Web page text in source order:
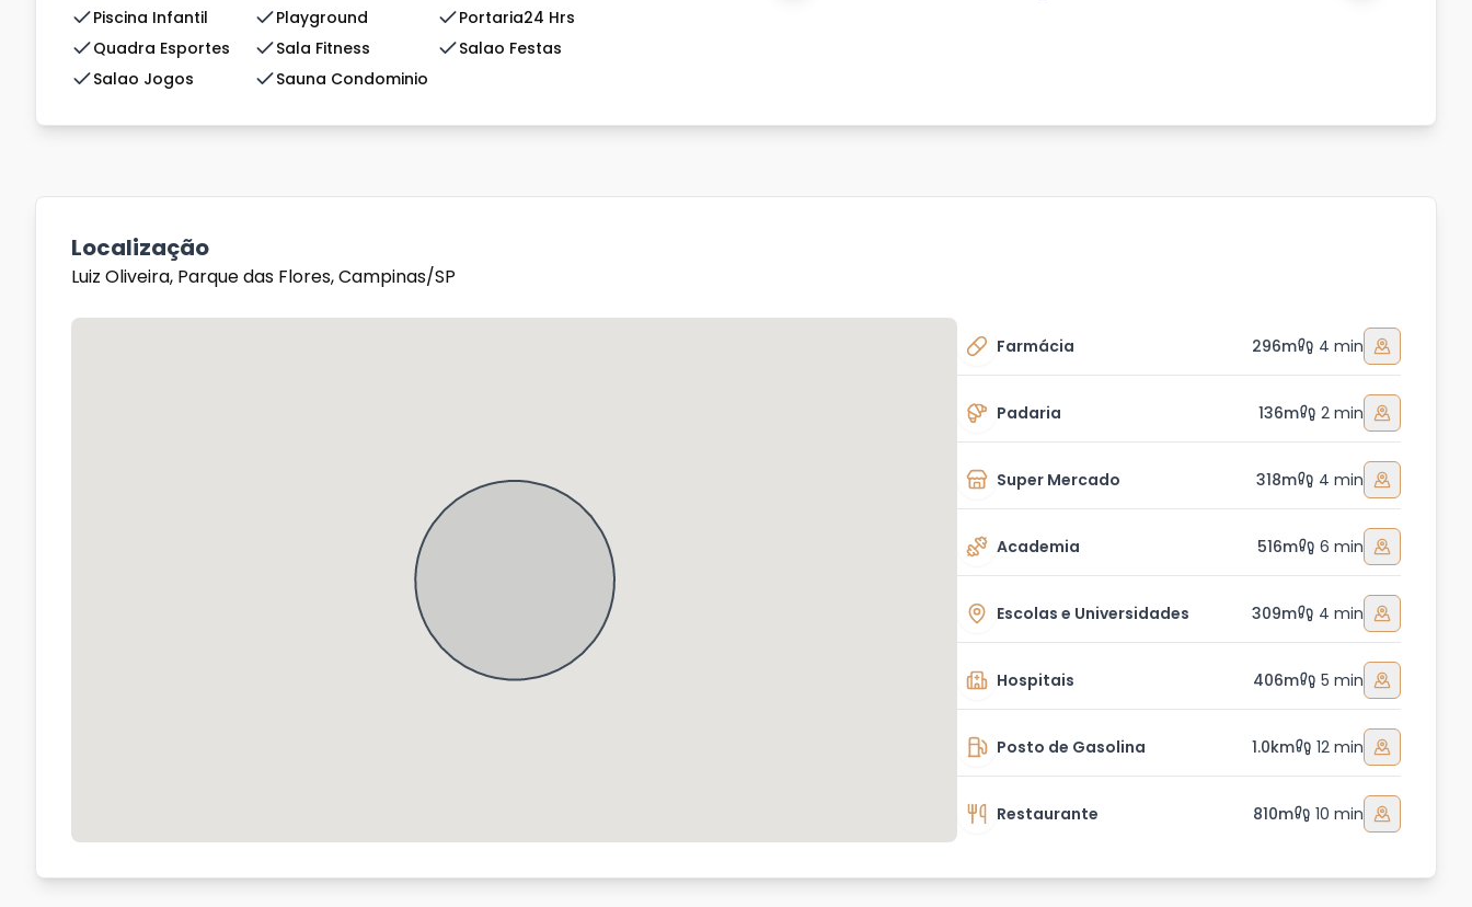
Piscina Infantil
Playground
Portaria24 Hrs
Quadra Esportes
Sala Fitness
Salao Festas
Salao Jogos
Sauna Condominio
Localização
Luiz Oliveira, Parque das Flores, Campinas/SP
Farmácia 296m 4 min
Padaria 136m 2 min
Super Mercado 318m 4 min
Academia 516m 6 min
Escolas e Universidades 309m 4 min
Hospitais 406m 5 min
Posto de Gasolina 1.0km 12 min
Restaurante 810m 10 min